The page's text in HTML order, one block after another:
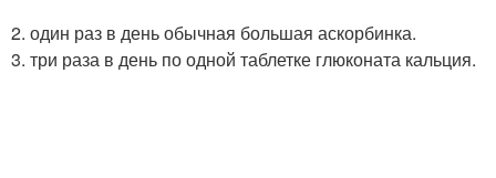
2. один раз в день обычная большая аскорбинка.
3. три раза в день по одной таблетке глюконата кальция.